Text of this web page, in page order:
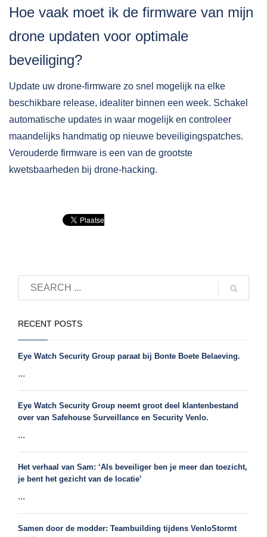
Hoe vaak moet ik de firmware van mijn
drone updaten voor optimale
beveiliging?
Update uw drone-firmware zo snel mogelijk na elke
beschikbare release, idealiter binnen een week. Schakel
automatische updates in waar mogelijk en controleer
maandelijks handmatig op nieuwe beveiligingspatches.
Verouderde firmware is een van de grootste
kwetsbaarheden bij drone-hacking.
RECENT POSTS
Eye Watch Security Group paraat bij Bonte Boete Belaeving.
...
Eye Watch Security Group neemt groot deel klantenbestand
over van Safehouse Surveillance en Security Venlo.
...
Het verhaal van Sam: ‘Als beveiliger ben je meer dan toezicht,
je bent het gezicht van de locatie’
...
Samen door de modder: Teambuilding tijdens VenloStormt